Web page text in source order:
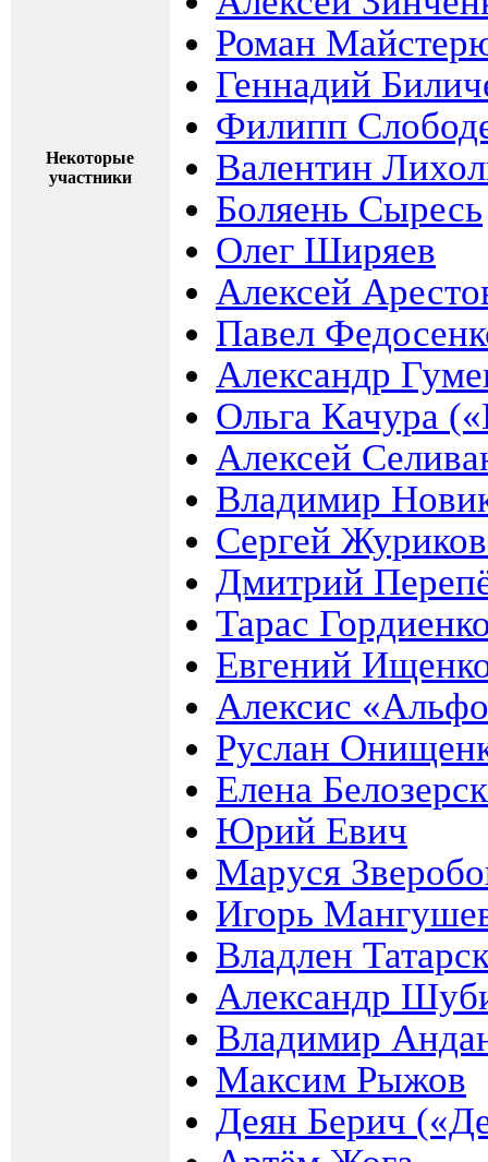
Некоторые
участники
Роман
Геннадий
Филипп
Валентин
Боляень Сыресь
Олег Ширяев
Алексей
Павел
Александр
Ольга Качура
Алексей
Владимир
Сергей
Дмитрий
Тарас
Евгений
Алексис
Руслан
Елена
Юрий Евич
Маруся
Игорь
Владлен
Александр
Владимир
Максим Рыжов
Деян Берич